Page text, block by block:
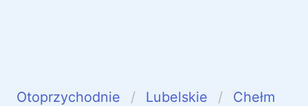
Otoprzychodnie Lubelskie Chełm